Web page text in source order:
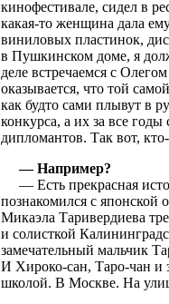
кинофестивале, сидел в
какая-то женщина дала
виниловых пластинок,
в Пушкинском доме, я
деле встречаемся с
оказывается, что той
как будто сами плывут в
конкурса, а их за все
дипломантов. Так вот,
— Например?
— Есть прекрасная
познакомился с
Микаэла Таривердиева
и солисткой
замечательный мальчик
И Хироко-сан, Таро-чан и
школой. В Москве. На